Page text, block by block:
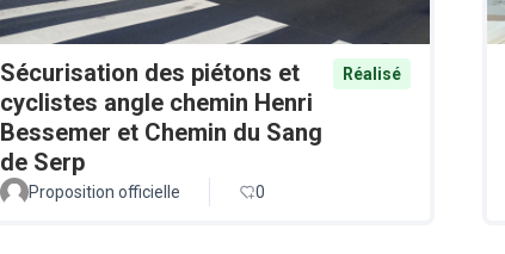
Sécurisation des piétons et
cyclistes angle chemin Henri
Bessemer et Chemin du Sang
de Serp
Réalisé
Proposition officielle 0